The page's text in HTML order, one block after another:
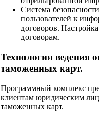
Система
пользователей к
договоров.
договорам.
Технология ведения
таможенных карт.
Программный комплекс
клиентам юридическим
таможенных карт.